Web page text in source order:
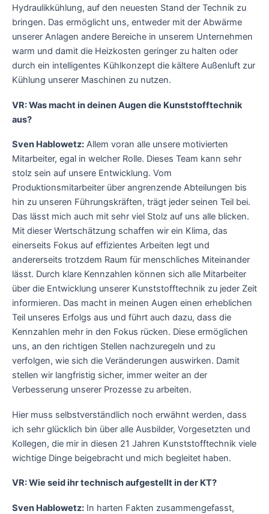
Hydraulikkühlung, auf den neuesten Stand der Technik zu
bringen. Das ermöglicht uns, entweder mit der Abwärme
unserer Anlagen andere Bereiche in unserem Unternehmen
warm und damit die Heizkosten geringer zu halten oder
durch ein intelligentes Kühlkonzept die kältere Außenluft zur
Kühlung unserer Maschinen zu nutzen.
VR: Was macht in deinen Augen die Kunststofftechnik
aus?
Sven Hablowetz: Allem voran alle unsere motivierten
Mitarbeiter, egal in welcher Rolle. Dieses Team kann sehr
stolz sein auf unsere Entwicklung. Vom
Produktionsmitarbeiter über angrenzende Abteilungen bis
hin zu unseren Führungskräften, trägt jeder seinen Teil bei.
Das lässt mich auch mit sehr viel Stolz auf uns alle blicken.
Mit dieser Wertschätzung schaffen wir ein Klima, das
einerseits Fokus auf effizientes Arbeiten legt und
andererseits trotzdem Raum für menschliches Miteinander
lässt. Durch klare Kennzahlen können sich alle Mitarbeiter
über die Entwicklung unserer Kunststofftechnik zu jeder Zeit
informieren. Das macht in meinen Augen einen erheblichen
Teil unseres Erfolgs aus und führt auch dazu, dass die
Kennzahlen mehr in den Fokus rücken. Diese ermöglichen
uns, an den richtigen Stellen nachzuregeln und zu
verfolgen, wie sich die Veränderungen auswirken. Damit
stellen wir langfristig sicher, immer weiter an der
Verbesserung unserer Prozesse zu arbeiten.
Hier muss selbstverständlich noch erwähnt werden, dass
ich sehr glücklich bin über alle Ausbilder, Vorgesetzten und
Kollegen, die mir in diesen 21 Jahren Kunststofftechnik viele
wichtige Dinge beigebracht und mich begleitet haben.
VR: Wie seid ihr technisch aufgestellt in der KT?
Sven Hablowetz: In harten Fakten zusammengefasst,